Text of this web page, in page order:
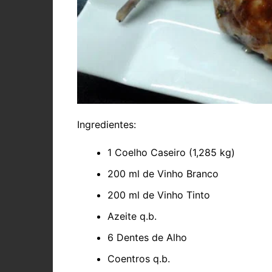
Ingredientes:
1 Coelho Caseiro (1,285 kg)
200 ml de Vinho Branco
200 ml de Vinho Tinto
Azeite q.b.
6 Dentes de Alho
Coentros q.b.